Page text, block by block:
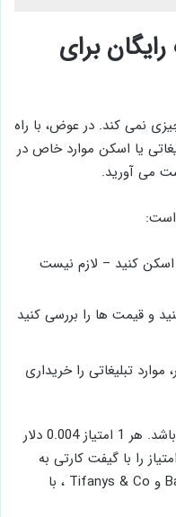
برای
نمی کند. در عوض، با راه
یا اسکن موارد خاص در
است:
اسکن کنید – لازم نیست
و قیمت ها را بررسی کنید
تبلیغاتی را خریداری
امتیاز مربوط به هر مورد بین 5-10 می باشد. هر 1 امتیاز 0.004 دلار
ارزش دارد، بنابراین می توانید هر 500 امتیاز را با گیفت کارتی به
ارزش 2 دلار از Barnes & Noble،TJ Max و Tifanys & Co ، با